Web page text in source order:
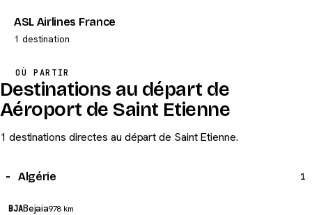
ASL Airlines France
1 destination
OÙ PARTIR
Destinations au départ de
Aéroport de Saint Etienne
1 destinations directes au départ de Saint Etienne.
Algérie 1
BJABejaia978 km